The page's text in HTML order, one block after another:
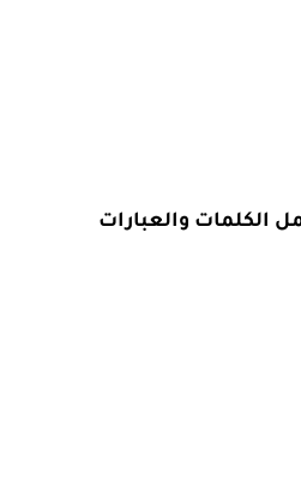
الكلمات والعبارات